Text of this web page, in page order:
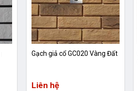
Gạch giả cổ GC020 Vàng Đất
Liên hệ